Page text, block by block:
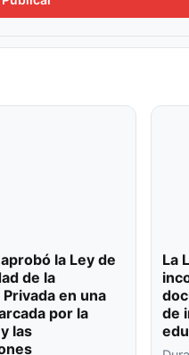
la Ley de
de la
en una
por la
las
La
de